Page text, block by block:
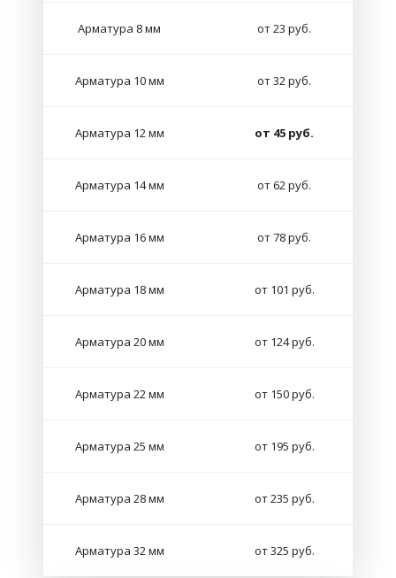
Арматура 8 мм от 23 руб.
Арматура 10 мм от 32 руб.
Арматура 12 мм от 45 руб.
Арматура 14 мм от 62 руб.
Арматура 16 мм от 78 руб.
Арматура 18 мм от 101 руб.
Арматура 20 мм от 124 руб.
Арматура 22 мм от 150 руб.
Арматура 25 мм от 195 руб.
Арматура 28 мм от 235 руб.
Арматура 32 мм от 325 руб.